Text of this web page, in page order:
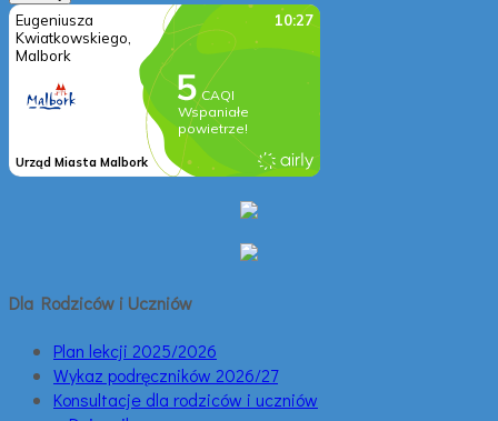
Dla Rodziców i Uczniów
Plan lekcji 2025/2026
Wykaz podręczników 2026/27
Konsultacje dla rodziców i uczniów